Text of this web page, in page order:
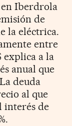
en Iberdrola
de
la eléctrica.
entre
explica a la
anual que
deuda
al que
interés de